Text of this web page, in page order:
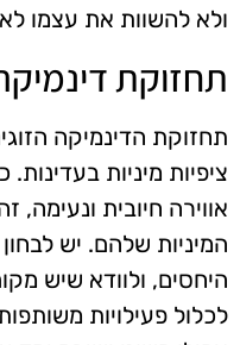
ולא להשוות את עצמו
תחזוקת
תחזוקת הדינמיקה
ציפיות מיניות
אווירה חיובית
המיניות שלהם. יש
היחסים, ולוודא שיש
לכלול פעילויות